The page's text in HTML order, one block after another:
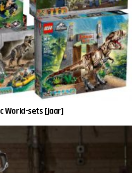
World-sets [jaar]